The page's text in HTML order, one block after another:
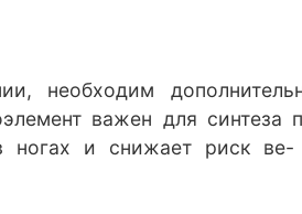
необходим
важен для синтеза
и снижает риск